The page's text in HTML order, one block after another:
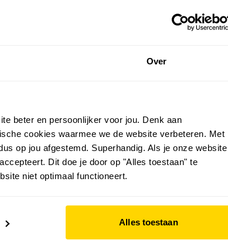
Over
beter en persoonlijker voor jou. Denk aan
cookies waarmee we de website verbeteren. Met
op jou afgestemd. Superhandig. Als je onze website
Dit doe je door op "Alles toestaan" te
niet optimaal functioneert.
Alles toestaan